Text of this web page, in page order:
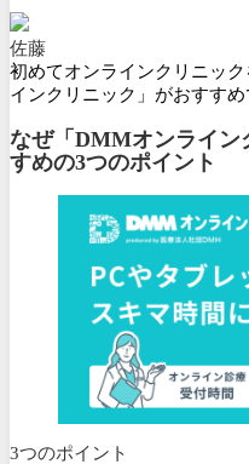
佐藤
初めてオンラインクリニッ
インクリニック」がおすすめ
なぜ「DMMオンライン
すめの3つのポイント
3つのポイント